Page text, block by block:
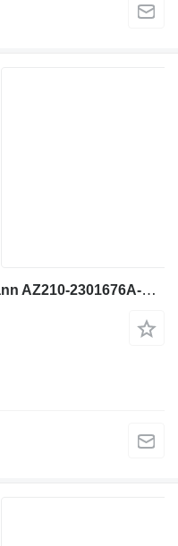
Гидрораспределитель Ahlmann AZ210-2301676A-Valve/Ventile/Ventiel для фронтального погрузчика